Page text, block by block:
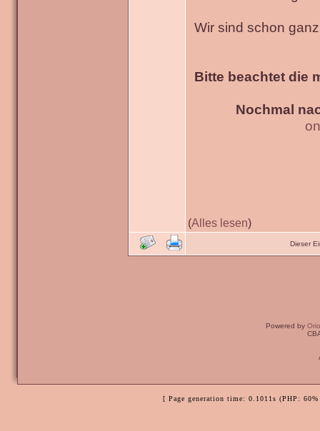
Wir sind schon
Bitte beachtet die
Nochmal
(Alles lesen)
Dieser
Powered by
[ Page generation time: 0.1011s (PHP: